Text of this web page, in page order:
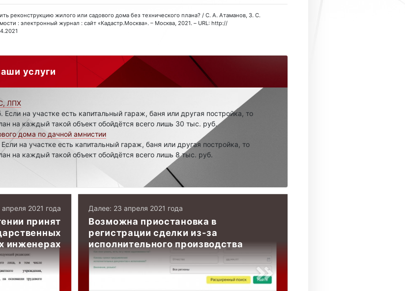
реконструкцию жилого или садового дома без технического плана? / С. А. Атаманов, З. С.
: электронный журнал : сайт «Кадастр.Москва». – Москва, 2021. – URL: http://
услуги
ЛПХ
на участке есть капитальный гараж, баня или другая постройка, то
на каждый такой объект обойдётся всего лишь 30 тыс. руб.
дома по дачной амнистии
на участке есть капитальный гараж, баня или другая постройка, то
на каждый такой объект обойдётся всего лишь 8 тыс. руб.
апреля 2021 года
принят
инженерах
Далее: 23 апреля 2021 года
Возможна приостановка в
регистрации сделки из-за
исполнительного производства